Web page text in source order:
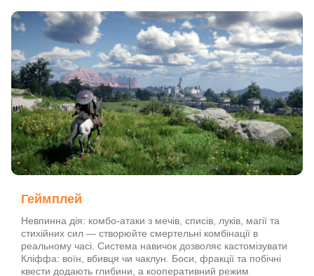
Геймплей
Невпинна дія: комбо-атаки з мечів, списів, луків, магії та
стихійних сил — створюйте смертельні комбінації в
реальному часі. Система навичок дозволяє кастомізувати
Кліффа: воїн, вбивця чи чаклун. Боси, фракції та побічні
квести додають глибини, а кооперативний режим